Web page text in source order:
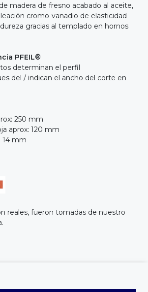
madera de fresno acabado al aceite,
cromo-vanadio de elasticidad
gracias al templado en hornos
PFEIL®
determinan el perfil
del / indican el ancho del corte en
250 mm
aprox: 120 mm
14 mm
reales, fueron tomadas de nuestro